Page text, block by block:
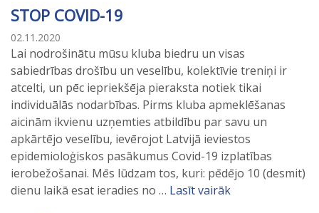
STOP COVID-19
02.11.2020
Lai nodrošinātu mūsu kluba biedru un visas
sabiedrības drošību un veselību, kolektīvie treniņi ir
atcelti, un pēc iepriekšēja pieraksta notiek tikai
individuālās nodarbības. Pirms kluba apmeklēšanas
aicinām ikvienu uzņemties atbildību par savu un
apkārtējo veselību, ievērojot Latvijā ieviestos
epidemioloģiskos pasākumus Covid-19 izplatības
ierobežošanai. Mēs lūdzam tos, kuri: pēdējo 10 (desmit)
dienu laikā esat ieradies no … Lasīt vairāk